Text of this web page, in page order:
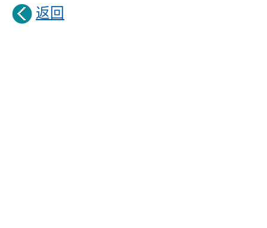
返回